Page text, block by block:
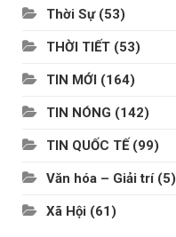
Thời Sự(53)
THỜI TIẾT (53)
TIN MỚI (164)
TIN NÓNG (142)
TIN QUỐC TẾ (99)
Văn hóa – Giải trí(5)
Xã Hội (61)